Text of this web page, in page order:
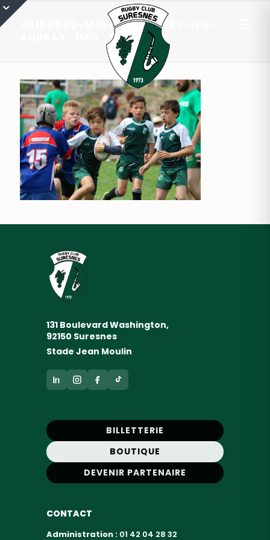
20180603-M10-EQ1-FLEURY-LES-
AUBRAY_IMG_5258
131 Boulevard Washington,
92150 Suresnes
Stade Jean Moulin
BILLETTERIE
BOUTIQUE
DEVENIR PARTENAIRE
CONTACT
Administration : 01 42 04 28 32